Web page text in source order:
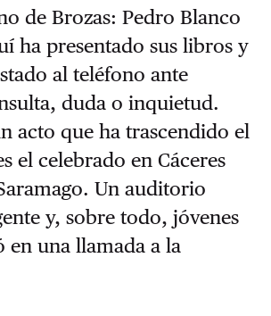
de Brozas: Pedro Blanco
ha presentado sus libros y
al teléfono ante
duda o inquietud.
acto que ha trascendido el
el celebrado en Cáceres
Un auditorio
y, sobre todo, jóvenes
una llamada a la